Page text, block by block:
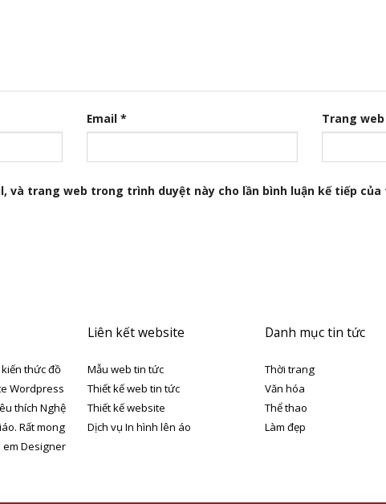
Email * Trang web
và trang web trong trình duyệt này cho lần bình luận kế tiếp của
thức đồ
Wordpress
thích Nghệ
Rất mong
em Designer
Liên kết website
Mẫu web tin tức
Thiết kế web tin tức
Thiết kế website
Dịch vụ In hình lên áo
Danh mục tin tức
Thời trang
Văn hóa
Thể thao
Làm đẹp